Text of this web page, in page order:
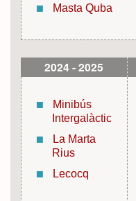
Masta Quba
2024 - 2025
Minibús
Intergalàctic
La Marta
Rius
Lecocq